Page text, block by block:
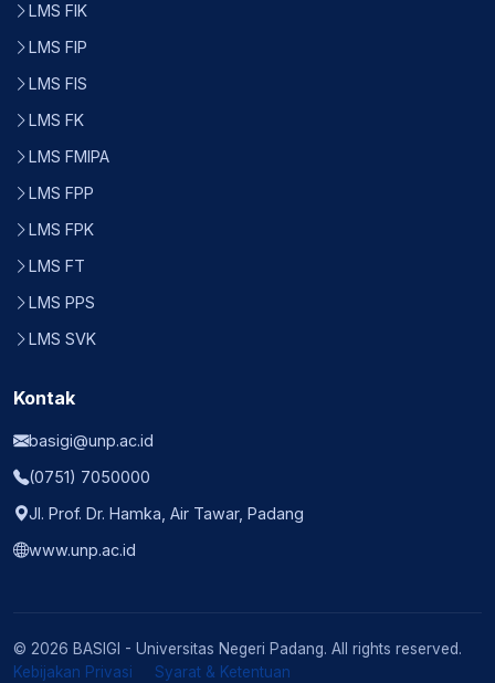
LMS FIK
LMS FIP
LMS FIS
LMS FK
LMS FMIPA
LMS FPP
LMS FPK
LMS FT
LMS PPS
LMS SVK
Kontak
basigi@unp.ac.id
(0751) 7050000
Jl. Prof. Dr. Hamka, Air Tawar, Padang
www.unp.ac.id
© 2026 BASIGI - Universitas Negeri Padang. All rights reserved.
Kebijakan Privasi
Syarat & Ketentuan